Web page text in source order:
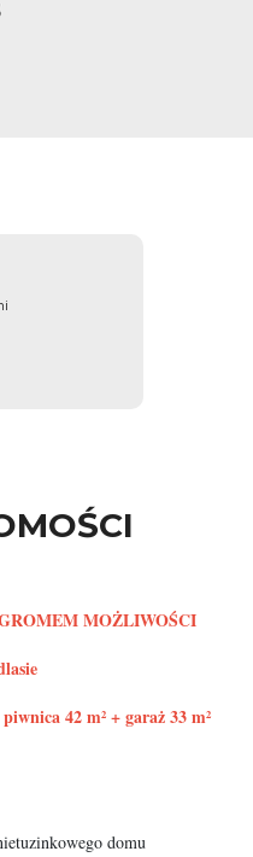
MOŻLIWOŚCI
42 m² + garaż 33 m²
domu